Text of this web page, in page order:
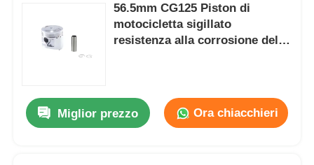
56.5mm CG125 Piston di
motocicletta sigillato
resistenza alla corrosione del
Miglior prezzo Ora chiacchieri